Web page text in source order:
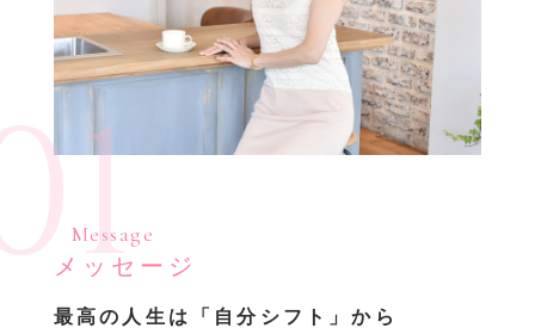
Message
メッセージ
最高の人生は「自分シフト」から